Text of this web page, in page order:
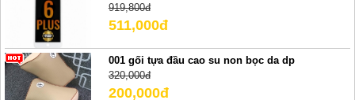
919,800đ
511,000đ
001 gối tựa đầu cao su non bọc da dp
320,000đ
200,000đ